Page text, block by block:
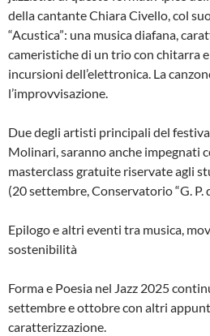
della cantante Chiara Civello, col
“Acustica”: una musica diafana,
cameristiche di un trio con chitarra
incursioni dell’elettronica. La
l’improvvisazione.
Due degli artisti principali del
Molinari, saranno anche impegnati
masterclass gratuite riservate agli
(20 settembre, Conservatorio “G. P.
Epilogo e altri eventi tra musica,
sostenibilità
Forma e Poesia nel Jazz 2025
settembre e ottobre con altri
caratterizzazione.